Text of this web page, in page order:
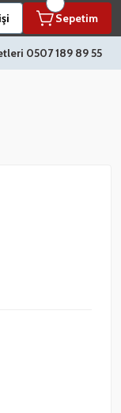
Sepetim
0507 189 89 55